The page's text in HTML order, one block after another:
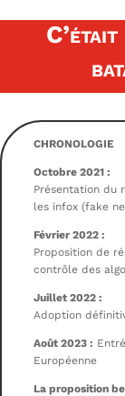
C’était
CHRONOLOGIE
Octobre 2021 :
Présentation du
les infox (fake
Février 2022 :
Proposition de
contrôle des
Juillet 2022 :
Adoption
Août 2023 :
Européenne
La proposition